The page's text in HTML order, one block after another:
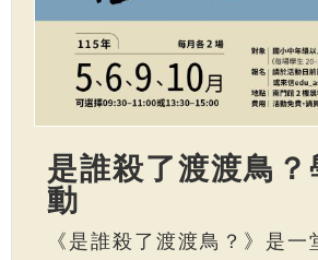
是誰殺了渡渡鳥
動
《是誰殺了渡渡鳥？》是